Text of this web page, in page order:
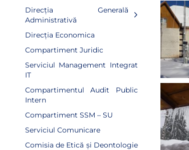
Direcția Generală
Administrativă
Direcția Economica
Compartiment Juridic
Serviciul Management Integrat
IT
Compartimentul Audit Public
Intern
Compartiment SSM – SU
Serviciul Comunicare
Comisia de Etică și Deontologie